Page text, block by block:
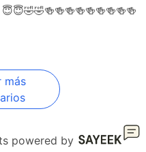
más
powered by